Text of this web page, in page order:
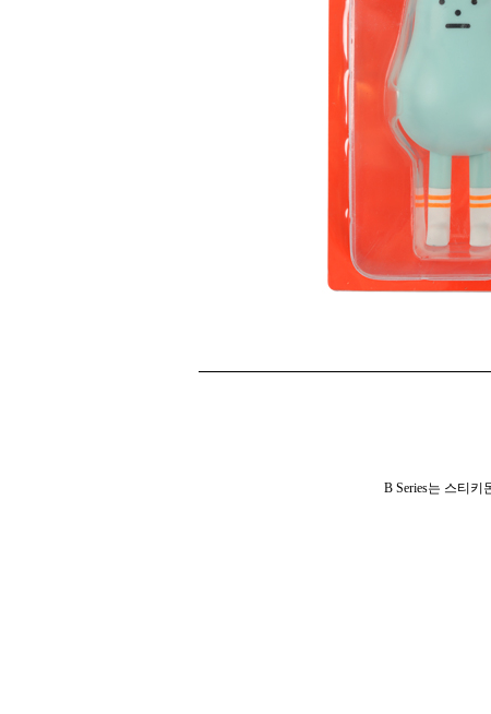
B Series는 스티